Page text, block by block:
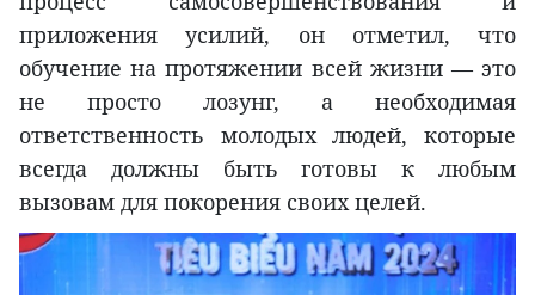
приложения усилий, он отметил, что
обучение на протяжении всей жизни — это
не просто лозунг, а необходимая
ответственность молодых людей, которые
всегда должны быть готовы к любым
вызовам для покорения своих целей.